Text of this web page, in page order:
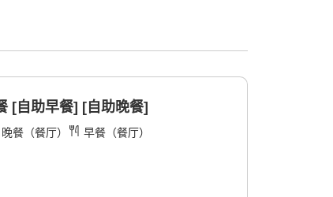
[自助早餐] [自助晚餐]
晚餐（餐厅） 早餐（餐厅）